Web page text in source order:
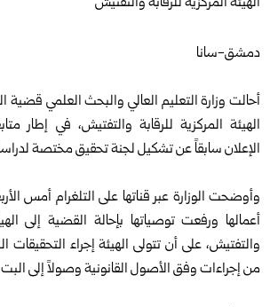
‏دمشق-سانا
أحالت وزارة التعليم العالي والبحث العلمي قضية
الهيئة المركزية للرقابة والتفتيش، في إطار
الإعلان سابقاً عن تشكيل لجنة تحقيق مختصة
‏وأوضحت الوزارة عبر قناتها على التلغرام أمس
أعمالها ورفعت توصياتها بإحالة القضية إلى
والتفتيش، على أن تتولى الهيئة إجراء التحقيقات
من إجراءات وفق الأصول القانونية وصولاً إلى